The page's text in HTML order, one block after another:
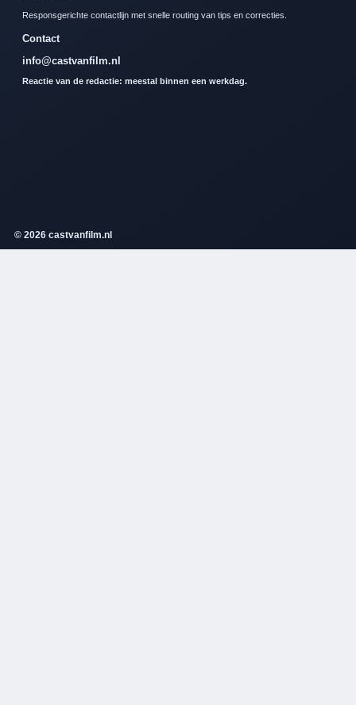
Responsgerichte contactlijn met snelle routing van tips en correcties.
Contact
info@castvanfilm.nl
Reactie van de redactie: meestal binnen een werkdag.
© 2026 castvanfilm.nl